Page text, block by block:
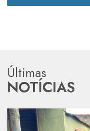
Últimas
NOTÍCIAS